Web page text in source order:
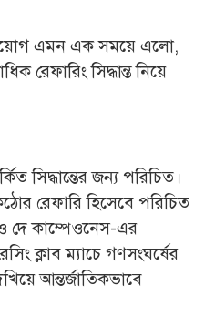
এমন এক সময়ে এলো,
রেফারিং সিদ্ধান্ত নিয়ে
সিদ্ধান্তের জন্য পরিচিত।
রেফারি হিসেবে পরিচিত
দে কাম্পেওনেস-এর
ক্লাব ম্যাচে গণসংঘর্ষের
আন্তর্জাতিকভাবে